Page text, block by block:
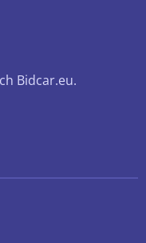
Bidcar.eu.